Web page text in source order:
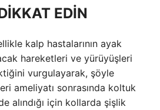
EDİN
kalp hastalarının ayak
hareketleri ve yürüyüşleri
vurgulayarak, şöyle
ameliyatı sonrasında koltuk
alındığı için kollarda şişlik